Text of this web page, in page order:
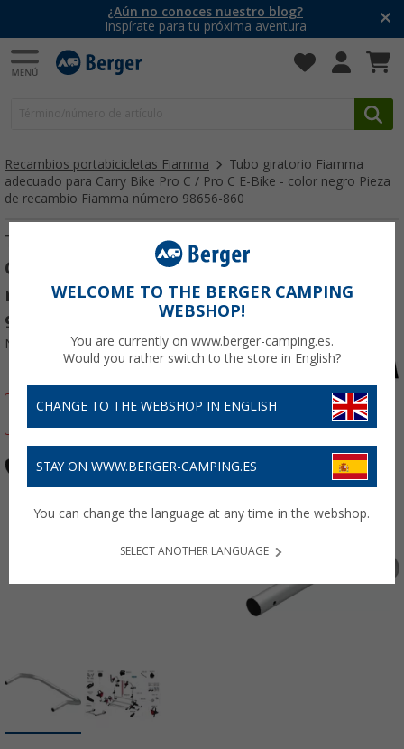
¿Aún no conoces nuestro blog?
Inspírate para tu próxima aventura
Recambios portabicicletas Fiamma
Tubo giratorio Fiamma
adecuado para Carry Bike Pro C / Pro C E-Bike - color negro Pieza
de recambio Fiamma número 98656-860
Tubo giratorio Fiamma adecuado para
Carry Bike Pro C / Pro C E-Bike - color
negro Pieza de recambio Fiamma número
98656-860
Nº de artículo 665945
-38%
WELCOME TO THE BERGER CAMPING
WEBSHOP!
You are currently on www.berger-camping.es.
Would you rather switch to the store in English?
CHANGE TO THE WEBSHOP IN ENGLISH
STAY ON WWW.BERGER-CAMPING.ES
You can change the language at any time in the webshop.
SELECT ANOTHER LANGUAGE